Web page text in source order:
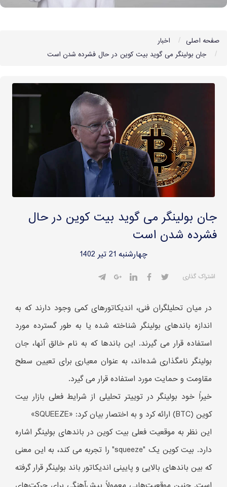
صفحه اصلی
اخبار
جان بولینگر می گوید بیت کوین در حال فشرده شدن است
جان بولینگر می گوید بیت کوین در حال
فشرده شدن است
چهارشنبه 21 تیر 1402
اشتراک گذاری
در میان تحلیلگران فنی، اندیکاتورهای کمی وجود دارند که به
اندازه باندهای بولینگر شناخته شده یا به طور گسترده مورد
استفاده قرار می گیرند. این باندها که به نام خالق آنها، جان
بولینگر نامگذاری شده‌اند، به عنوان معیاری برای تعیین سطح
مقاومت و حمایت مورد استفاده قرار می گیرد.
خیراً خود بولینگر در توییتر تحلیلی از شرایط فعلی بازار بیت
کوین (BTC) ارائه کرد و به اختصار بیان کرد: «SQUEEZE»
این نظر به موقعیت فعلی بیت کوین در باندهای بولینگر اشاره
دارد. بیت کوین یک "squeeze" را تجربه می کند، به این معنی
که بین باندهای بالایی و پایینی اندیکاتور باند بولینگر قرار گرفته